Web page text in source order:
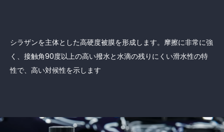
シラザンを主体とした高硬度被膜を形成します。摩擦に非常に強
く、接触角90度以上の高い撥水と水滴の残りにくい滑水性の特
性で、高い対候性を示します